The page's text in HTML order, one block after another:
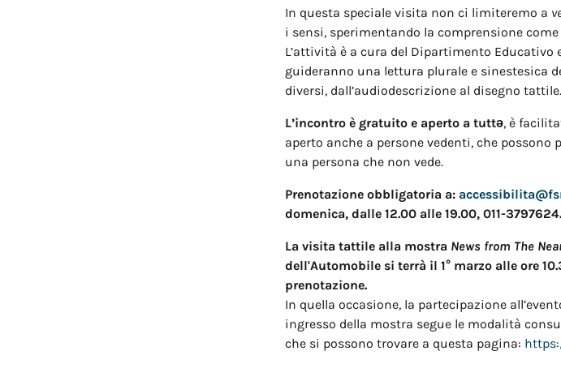
In questa speciale visita non ci limiteremo a
i sensi, sperimentando la comprensione
L’attività è a cura del Dipartimento Educativo
guideranno una lettura plurale e sinestesica
diversi, dall’audiodescrizione al disegno tattile.
L’incontro è gratuito e aperto a tuttə, è
aperto anche a persone vedenti, che
una persona che non vede.
Prenotazione obbligatoria a:
domenica, dalle 12.00 alle 19.00, 011-3797624.
La visita tattile alla mostra News from The
dell'Automobile si terrà il 1° marzo alle ore
prenotazione.
In quella occasione, la partecipazione
ingresso della mostra segue le modalità
che si possono trovare a questa pagina: